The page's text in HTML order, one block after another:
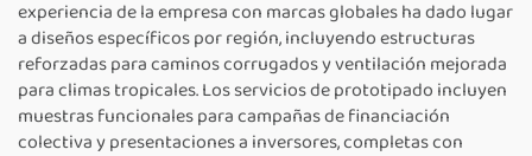
experiencia de la empresa con marcas globales ha dado lugar
a diseños específicos por región, incluyendo estructuras
reforzadas para caminos corrugados y ventilación mejorada
para climas tropicales. Los servicios de prototipado incluyen
muestras funcionales para campañas de financiación
colectiva y presentaciones a inversores, completas con